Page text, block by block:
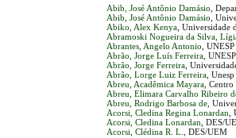
Abib, José Antônio Damásio ,
Abib, José Antônio Damásio ,
Abiko, Alex Kenya , Universidade
Abramoski Nogueira da Silva,
Abrantes, Angelo Antonio ,
Abrão, Jorge Luís Ferreira ,
Abrão, Jorge Ferreira ,
Abrão, Lorge Luiz Ferreira ,
Abreu, Acadêmica Mayara ,
Abreu, Elimara Carvalho Ribeiro
Abreu, Rodrigo Barbosa de ,
Acorsi, Cledina Regina Lonardan
Acorsi, Cledina Lonardan , DES/
Acorsi, Clédina R. L.
, DES/UEM